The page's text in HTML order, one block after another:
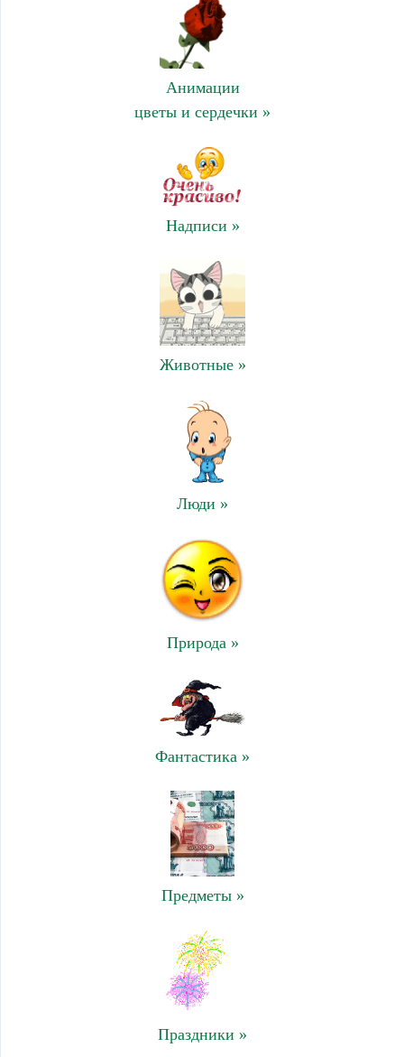
Анимации
цветы и сердечки »
Надписи »
Животные »
Люди »
Природа »
Фантастика »
Предметы »
Праздники »